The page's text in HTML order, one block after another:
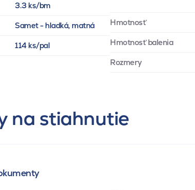
3.3 ks/bm
Samet - hladká, matná
114 ks/pal
Hmotnosť
Hmotnosť balenia
Rozmery
na stiahnutie